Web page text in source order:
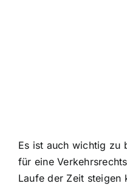
Es ist auch wichtig zu
für eine
Laufe der Zeit steigen